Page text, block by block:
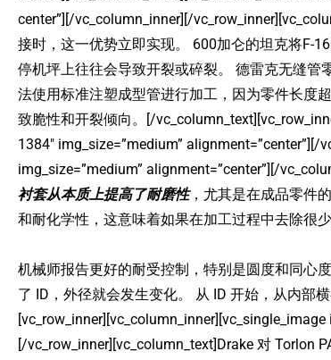
center”][/vc_column_inner][/
接时，这一优势立即实现。 600加仑的坦克将F-
停机坪上往往会导致开裂或碎裂。 德雷克无缝
法使用标准注塑成型管进行加工，因为零件长度
致脆性和开裂倾向。[/
1384″ img_size=”medium”
img_size=”medium” alignment=”center”][/
衬套从本质上提高了耐磨性，尤其是在成品零件
和耐化学性，这意味着如果在加工过程中去除很
机械师报告更好的耐受控制，特别是圆度和同心
了 ID，外径就会发生变化。 从 ID 开始，从内部
[/vc_row_inner][vc_column_text]Drake 对 Torlon